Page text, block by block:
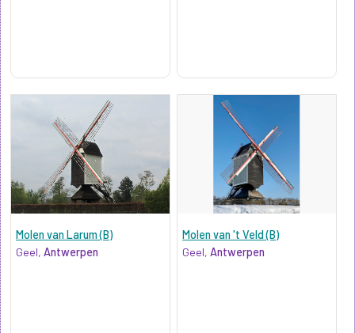
Molen van Larum (B)
Geel, Antwerpen
Molen van 't Veld (B)
Geel,Antwerpen